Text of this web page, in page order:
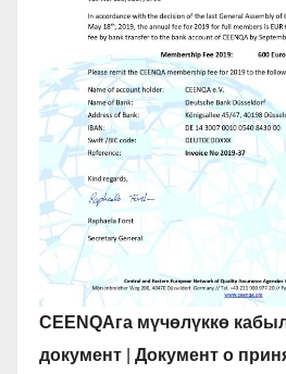
CEENQAга мүчөлүккө
документ
Документ о